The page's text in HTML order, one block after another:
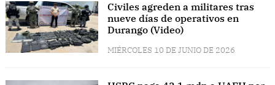
Civiles agreden a militares tras
nueve días de operativos en
Durango (Video)
MIÉRCOLES 10 DE JUNIO DE 2026